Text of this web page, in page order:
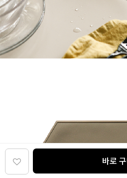
바로